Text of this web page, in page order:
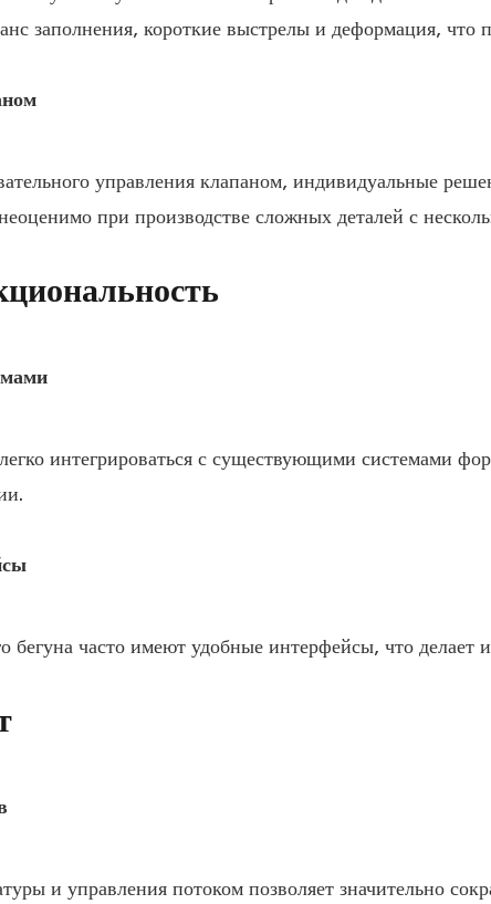
заполнения, короткие выстрелы и деформация, что
управления клапаном, индивидуальные
при производстве сложных деталей с
интегрироваться с существующими системами
бегуна часто имеют удобные интерфейсы, что делает
и управления потоком позволяет значительно